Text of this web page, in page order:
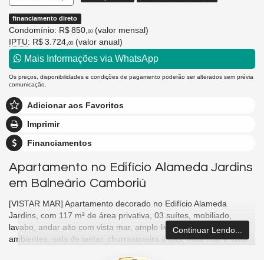
financiamento direto
Condomínio: R$ 850, 00 (valor mensal)
IPTU: R$ 3.724, 00 (valor anual)
Mais Informações via WhatsApp
Os preços, disponibilidades e condições de pagamento poderão ser alterados sem prévia
comunicação.
Adicionar aos Favoritos
Imprimir
Financiamentos
Apartamento no Edifício Alameda Jardins
em Balneário Camboriú
[VISTAR MAR] Apartamento decorado no Edifício Alameda
Jardins, com 117 m² de área privativa, 03 suítes, mobiliado,
lavabo, andar alto com vista mar, amplo living com dois
ambientes, sala de jantar, churrasqueira a gás, vista mar e vista
Continuar Lendo...